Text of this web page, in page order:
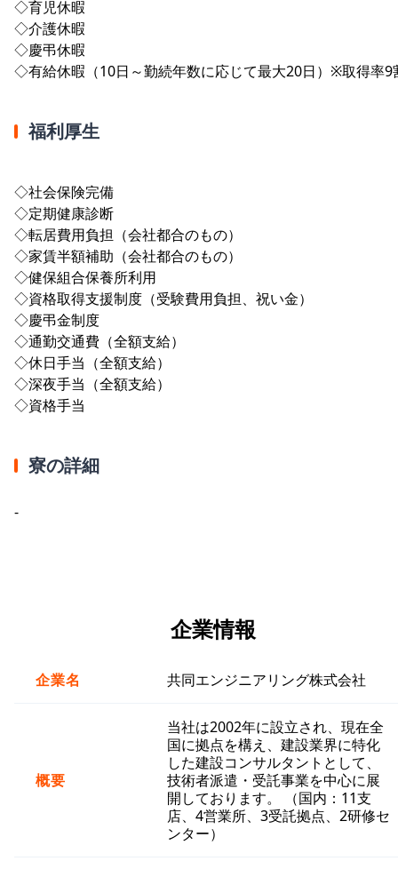
◇育児休暇
◇介護休暇
◇慶弔休暇
◇有給休暇（10日～勤続年数に応じて最大20日）※取得率9
福利厚生
◇社会保険完備
◇定期健康診断
◇転居費用負担（会社都合のもの）
◇家賃半額補助（会社都合のもの）
◇健保組合保養所利用
◇資格取得支援制度（受験費用負担、祝い金）
◇慶弔金制度
◇通勤交通費（全額支給）
◇休日手当（全額支給）
◇深夜手当（全額支給）
◇資格手当
寮の詳細
-
企業情報
企業名 共同エンジニアリング株式会社
概要
当社は2002年に設立され、現在全
国に拠点を構え、建設業界に特化
した建設コンサルタントとして、
技術者派遣・受託事業を中心に展
開しております。 （国内：11支
店、4営業所、3受託拠点、2研修セ
ンター）